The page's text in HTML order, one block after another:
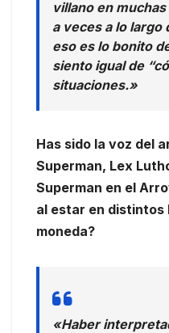
villano en
a veces a lo largo
eso es lo bonito
siento igual de
situaciones.»
Has sido la voz del
Superman, Lex
Superman en el
al estar en distintos
moneda?
«Haber